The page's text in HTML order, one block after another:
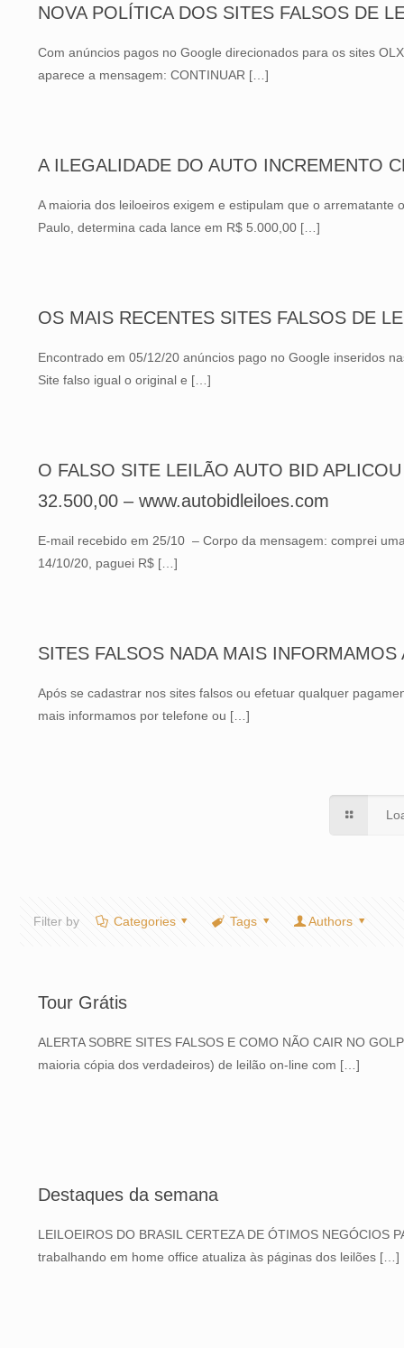
NOVA POLÍTICA DOS SITES FALSOS DE
Com anúncios pagos no Google direcionados para os sites
aparece a mensagem: CONTINUAR […]
A ILEGALIDADE DO AUTO INCREMENTO
A maioria dos leiloeiros exigem e estipulam que o
Paulo, determina cada lance em R$ 5.000,00 […]
OS MAIS RECENTES SITES FALSOS DE
Encontrado em 05/12/20 anúncios pago no Google inseridos
Site falso igual o original e […]
O FALSO SITE LEILÃO AUTO BID
32.500,00 – www.autobidleiloes.com
E-mail recebido em 25/10 – Corpo da mensagem: comprei
14/10/20, paguei R$ […]
SITES FALSOS NADA MAIS
Após se cadastrar nos sites falsos ou efetuar qualquer
mais informamos por telefone ou […]
Filter by Categories Tags Authors
Tour Grátis
ALERTA SOBRE SITES FALSOS E COMO NÃO CAIR NO
maioria cópia dos verdadeiros) de leilão on-line com […]
Destaques da semana
LEILOEIROS DO BRASIL CERTEZA DE ÓTIMOS NEGÓCIOS
trabalhando em home office atualiza às páginas dos leilões […]